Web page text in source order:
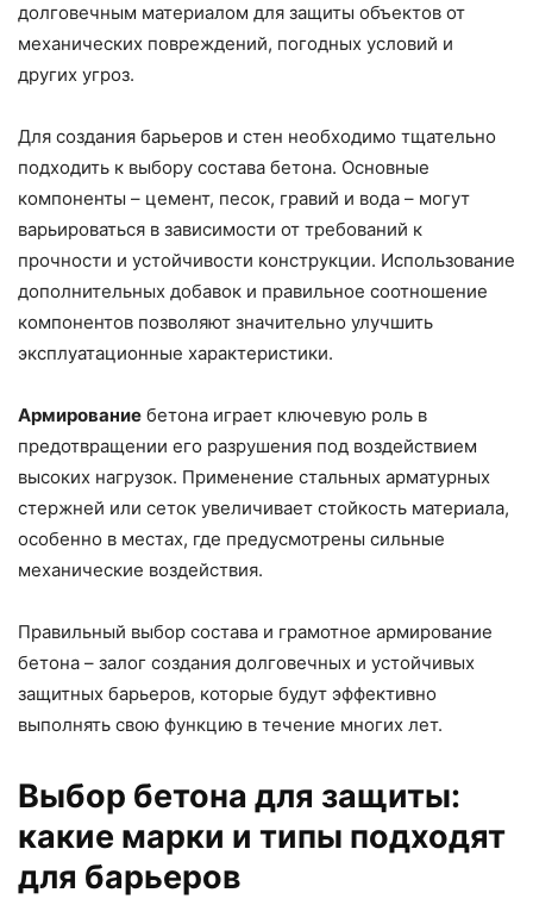
долговечным материалом для защиты объектов от
механических повреждений, погодных условий и
других угроз.
Для создания барьеров и стен необходимо тщательно
подходить к выбору состава бетона. Основные
компоненты – цемент, песок, гравий и вода – могут
варьироваться в зависимости от требований к
прочности и устойчивости конструкции. Использование
дополнительных добавок и правильное соотношение
компонентов позволяют значительно улучшить
эксплуатационные характеристики.
Армирование бетона играет ключевую роль в
предотвращении его разрушения под воздействием
высоких нагрузок. Применение стальных арматурных
стержней или сеток увеличивает стойкость материала,
особенно в местах, где предусмотрены сильные
механические воздействия.
Правильный выбор состава и грамотное армирование
бетона – залог создания долговечных и устойчивых
защитных барьеров, которые будут эффективно
выполнять свою функцию в течение многих лет.
Выбор бетона для защиты:
какие марки и типы подходят
для барьеров